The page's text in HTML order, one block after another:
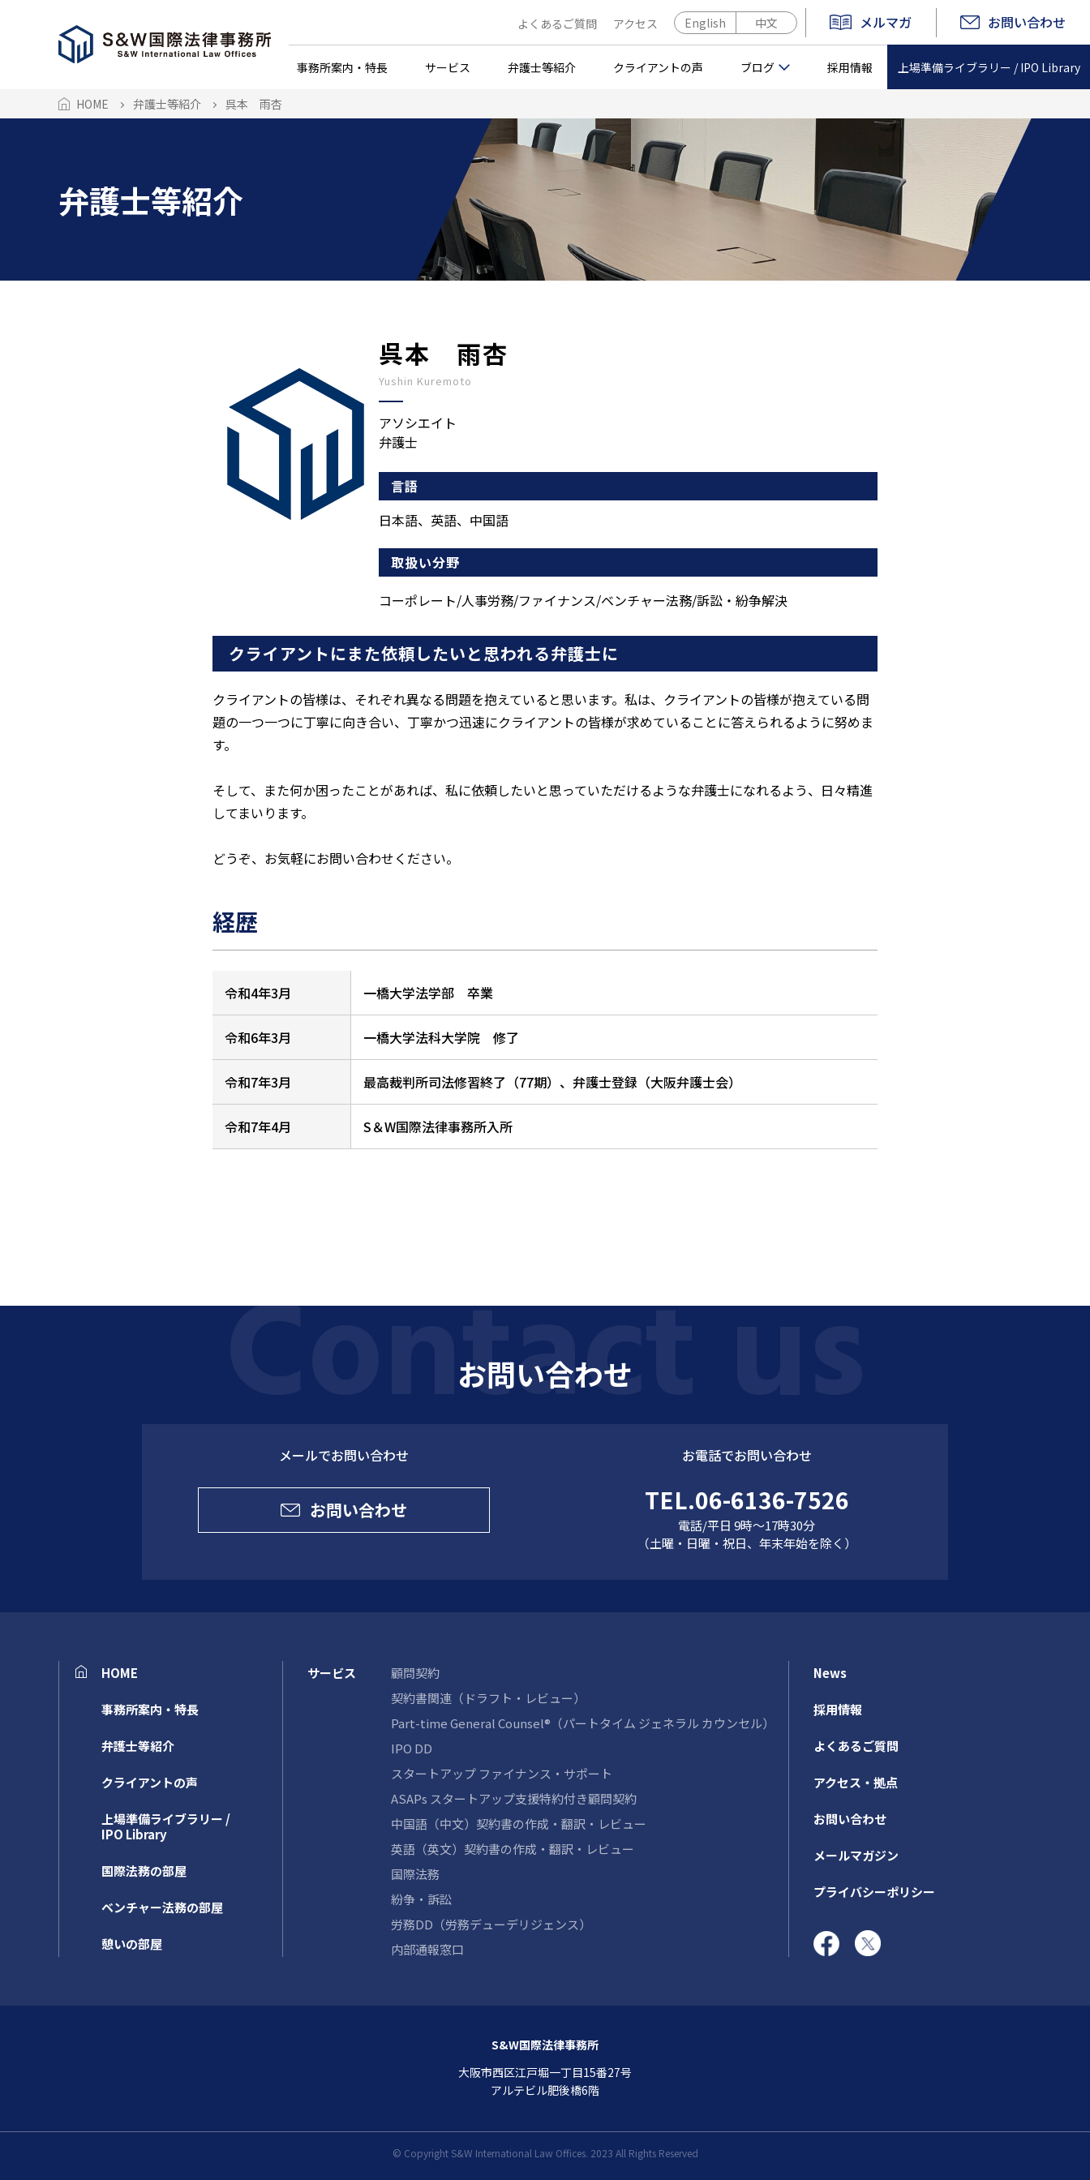
よくあるご質問 アクセス English 中文 メルマガ お問い合わせ
事務所案内・特長 サービス 弁護士等紹介 クライアントの声 ブログ 採用情報 上場準備ライブラリー /IPO Library
HOME 弁護士等紹介 呉本 雨杏
弁護士等紹介
呉本 雨杏
Yushin Kuremoto
アソシエイト
弁護士
言語
日本語、英語、中国語
取扱い分野
コーポレート/人事労務/ファイナンス/ベンチャー法務/訴訟・紛争解決
クライアントにまた依頼したいと思われる弁護士に
クライアントの皆様は、それぞれ異なる問題を抱えていると思います。私は、クライアントの皆様が抱えている問
題の一つ一つに丁寧に向き合い、丁寧かつ迅速にクライアントの皆様が求めていることに答えられるように努めま
す。
そして、また何か困ったことがあれば、私に依頼したいと思っていただけるような弁護士になれるよう、日々精進
してまいります。
どうぞ、お気軽にお問い合わせください。
経歴
令和4年3月 一橋大学法学部 卒業
令和6年3月 一橋大学法科大学院 修了
令和7年3月 最高裁判所司法修習終了（77期）、弁護士登録（大阪弁護士会）
令和7年4月 S＆W国際法律事務所入所
お問い合わせ
メールでお問い合わせ
お問い合わせ
お電話でお問い合わせ
TEL.06-6136-7526
電話/平日 9時～17時30分
（土曜・日曜・祝日、年末年始を除く）
HOME
事務所案内・特長
弁護士等紹介
クライアントの声
上場準備ライブラリー /
IPO Library
国際法務の部屋
ベンチャー法務の部屋
憩いの部屋
サービス
顧問契約
契約書関連（ドラフト・レビュー）
Part-time General Counsel®（パートタイム ジェネラル カウンセル）
IPO DD
スタートアップ ファイナンス・サポート
ASAPs スタートアップ支援特約付き顧問契約
中国語（中文）契約書の作成・翻訳・レビュー
英語（英文）契約書の作成・翻訳・レビュー
国際法務
紛争・訴訟
労務DD（労務デューデリジェンス）
内部通報窓口
News
採用情報
よくあるご質問
アクセス・拠点
お問い合わせ
メールマガジン
プライバシーポリシー
S&W国際法律事務所
大阪市西区江戸堀一丁目15番27号
アルテビル肥後橋6階
© Copyright S&W International Law Offices. 2023 All Rights Reserved